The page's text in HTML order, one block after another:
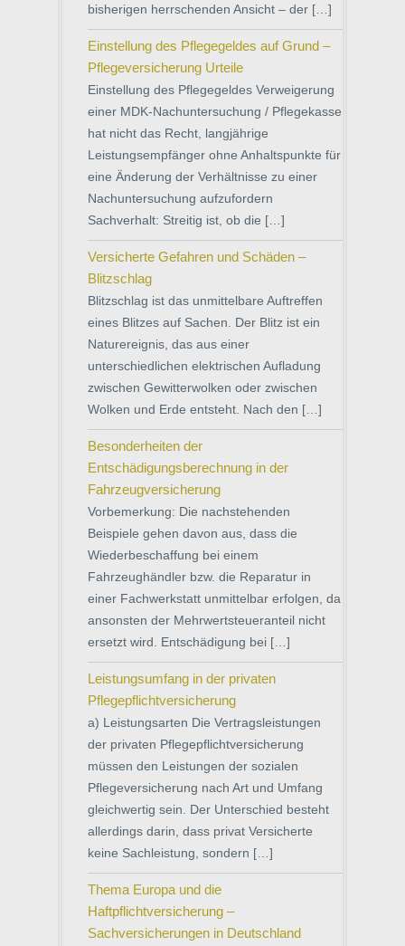
bisherigen herrschenden Ansicht – der […]
Einstellung des Pflegegeldes auf Grund –
Pflegeversicherung Urteile
Einstellung des Pflegegeldes Verweigerung
einer MDK-Nachuntersuchung / Pflegekasse
hat nicht das Recht, langjährige
Leistungsempfänger ohne Anhaltspunkte für
eine Änderung der Verhältnisse zu einer
Nachuntersuchung aufzufordern
Sachverhalt: Streitig ist, ob die […]
Versicherte Gefahren und Schäden –
Blitzschlag
Blitzschlag ist das unmittelbare Auftreffen
eines Blitzes auf Sachen. Der Blitz ist ein
Naturereignis, das aus einer
unterschiedlichen elektrischen Aufladung
zwischen Gewitterwolken oder zwischen
Wolken und Erde entsteht. Nach den […]
Besonderheiten der
Entschädigungsberechnung in der
Fahrzeugversicherung
Vorbemerkung: Die nachstehenden
Beispiele gehen davon aus, dass die
Wiederbeschaffung bei einem
Fahrzeughändler bzw. die Reparatur in
einer Fachwerkstatt unmittelbar erfolgen, da
ansonsten der Mehrwertsteueranteil nicht
ersetzt wird. Entschädigung bei […]
Leistungsumfang in der privaten
Pflegepflichtversicherung
a) Leistungsarten Die Vertragsleistungen
der privaten Pflegepflichtversicherung
müssen den Leistungen der sozialen
Pflegeversicherung nach Art und Umfang
gleichwertig sein. Der Unterschied besteht
allerdings darin, dass privat Versicherte
keine Sachleistung, sondern […]
Thema Europa und die
Haftpflichtversicherung –
Sachversicherungen in Deutschland